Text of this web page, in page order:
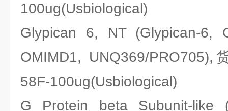
100ug(Usbiological)
Glypican 6, NT (Glypican-6,
OMIMD1, UNQ369/PRO705),
58F-100ug(Usbiological)
G Protein beta Subunit-like